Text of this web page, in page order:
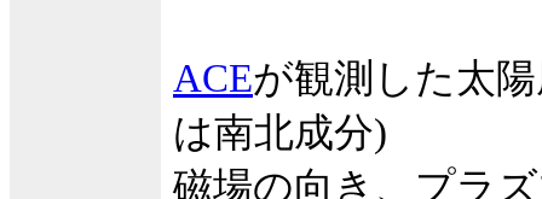
ACEが観測した太
は南北成分)
磁場の向き、プラ